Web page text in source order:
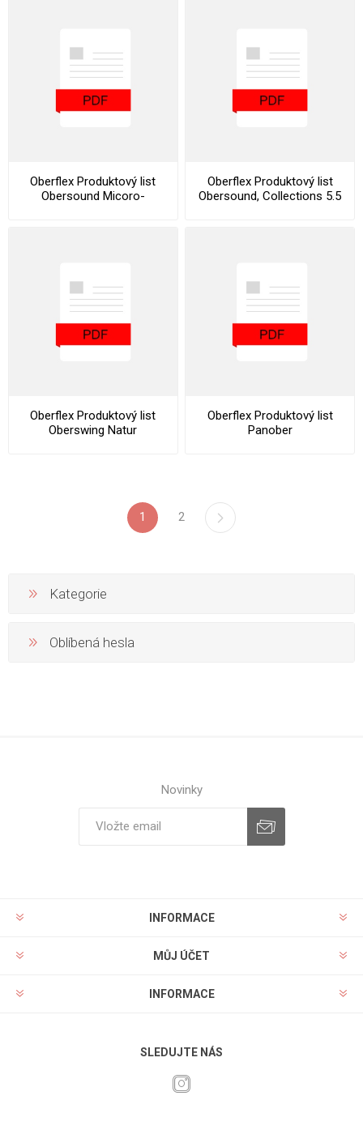
Oberflex Produktový list
Obersound Micoro-
Oberflex Produktový list
Obersound, Collections 5.5
Oberflex Produktový list
Oberswing Natur
Oberflex Produktový list
Panober
1 2
Kategorie
Oblíbená hesla
Novinky
INFORMACE
MŮJ ÚČET
INFORMACE
SLEDUJTE NÁS